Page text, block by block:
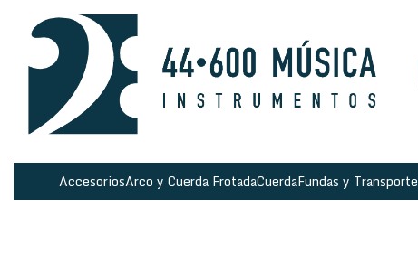
AccesoriosArco y Cuerda FrotadaCuerdaFundas y Transporte